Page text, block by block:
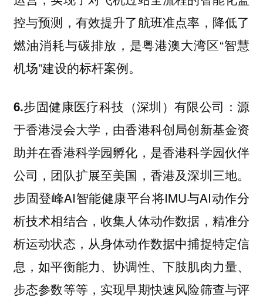
控与预测，有效提升了航班准点率，降低了
燃油消耗与碳排放，是粤港澳大湾区“智慧
机场”建设的标杆案例。
6.步固健康医疗科技（深圳）有限公司：源
于香港浸会大学，由香港科创局创新基金资
助并在香港科学园孵化，是香港科学园伙伴
公司，团队扩展至美国，香港及深圳三地。
步固登峰AI智能健康平台将IMU与AI动作分
析技术相结合，收集人体动作数据，精准分
析运动状态，从身体动作数据中捕捉特定信
息，如平衡能力、协调性、下肢肌肉力量、
步态参数等等，实现早期快速风险筛查与评